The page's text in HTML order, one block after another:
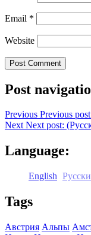
Email *
Website
Post
Previous Previous
Next Next post:
Language:
English
Tags
Австрия Альпы